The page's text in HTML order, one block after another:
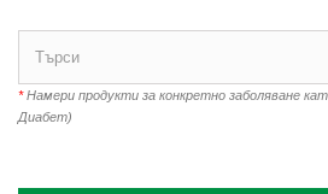
*Намери продукти за конкретно заболяване
Диабет)